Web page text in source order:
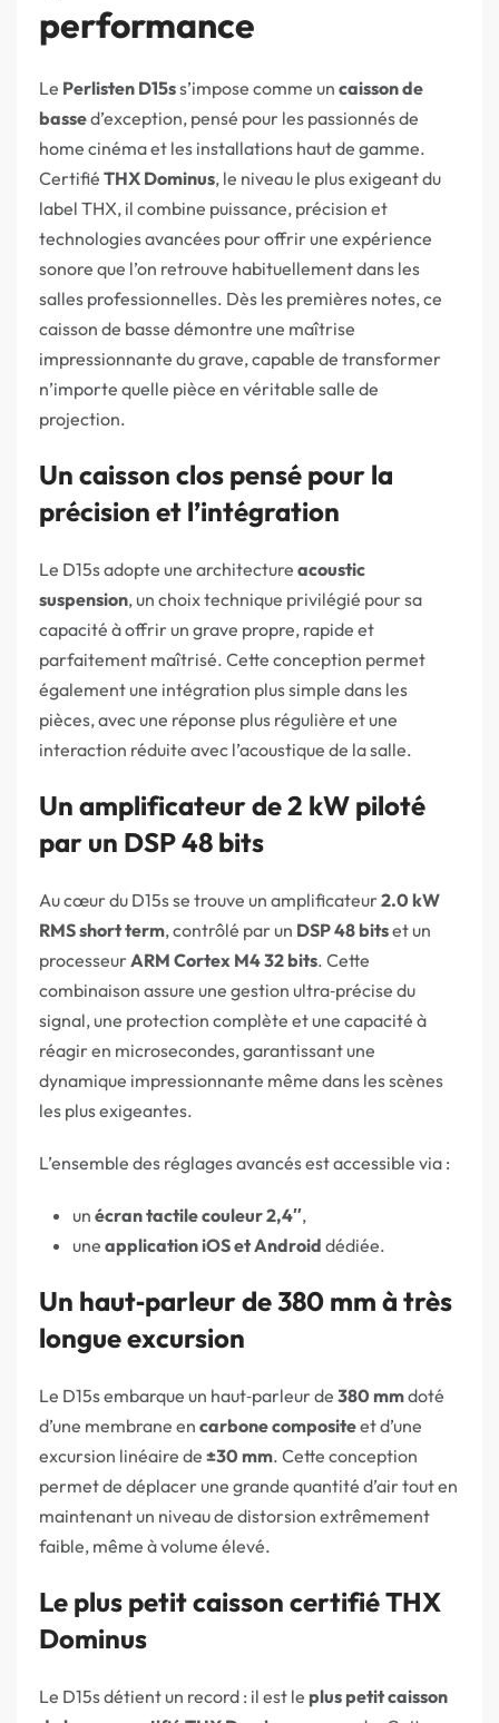
performance
Le Perlisten D15ss’impose comme un caisson de
bassed’exception, pensé pour les passionnés de
home cinéma et les installations haut de gamme.
Certifié THX Dominus, le niveau le plus exigeant du
label THX, il combine puissance, précision et
technologies avancées pour offrir une expérience
sonore que l’on retrouve habituellement dans les
salles professionnelles. Dès les premières notes, ce
caisson de basse démontre une maîtrise
impressionnante du grave, capable de transformer
n’importe quelle pièce en véritable salle de
projection.
Un caisson clos pensé pour la
précision et l’intégration
Le D15s adopte une architecture acoustic
suspension, un choix technique privilégié pour sa
capacité à offrir un grave propre, rapide et
parfaitement maîtrisé. Cette conception permet
également une intégration plus simple dans les
pièces, avec une réponse plus régulière et une
interaction réduite avec l’acoustique de la salle.
Un amplificateur de 2 kW piloté
par un DSP 48 bits
Au cœur du D15s se trouve un amplificateur2.0 kW
RMS short term, contrôlé par un DSP 48 bitset un
processeurARM Cortex M4 32 bits. Cette
combinaison assure une gestion ultra‑précise du
signal, une protection complète et une capacité à
réagir en microsecondes, garantissant une
dynamique impressionnante même dans les scènes
les plus exigeantes.
L’ensemble des réglages avancés est accessible via :
un écran tactile couleur 2,4″,
une application iOS et Android dédiée.
Un haut‑parleur de 380 mm à très
longue excursion
Le D15s embarque un haut‑parleur de 380 mmdoté
d’une membrane en carbone compositeet d’une
excursion linéaire de ±30 mm. Cette conception
permet de déplacer une grande quantité d’air tout en
maintenant un niveau de distorsion extrêmement
faible, même à volume élevé.
Le plus petit caisson certifié THX
Dominus
Le D15s détient un record : il est le plus petit caisson